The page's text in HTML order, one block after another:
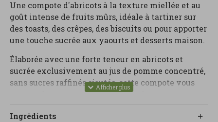
Une compote d'abricots à la texture miellée et au
goût intense de fruits mûrs, idéale à tartiner sur
des toasts, des crêpes, des biscuits ou pour apporter
une touche sucrée aux yaourts et desserts maison.
Élaborée avec une forte teneur en abricots et
sucrée exclusivement au jus de pomme concentré,
sans sucres raffinés ajoutés, cette compote vous
permet de savourer une douceur plus respectueuse
Ingrédients